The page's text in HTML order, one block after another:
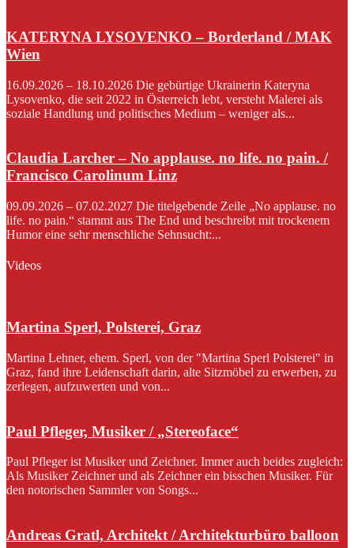
KATERYNA LYSOVENKO – Borderland / MAK
Wien
16.09.2026 – 18.10.2026 Die gebürtige Ukrainerin Kateryna
Lysovenko, die seit 2022 in Österreich lebt, versteht Malerei als
soziale Handlung und politisches Medium – weniger als...
Claudia Larcher – No applause. no life. no pain. /
Francisco Carolinum Linz
09.09.2026 – 07.02.2027 Die titelgebende Zeile „No applause. no
life. no pain.“ stammt aus The End und beschreibt mit trockenem
Humor eine sehr menschliche Sehnsucht:...
Videos
Martina Sperl, Polsterei, Graz
Martina Lehner, ehem. Sperl, von der "Martina Sperl Polsterei" in
Graz, fand ihre Leidenschaft darin, alte Sitzmöbel zu erwerben, zu
zerlegen, aufzuwerten und von...
Paul Pfleger, Musiker / „Stereoface“
Paul Pfleger ist Musiker und Zeichner. Immer auch beides zugleich:
Als Musiker Zeichner und als Zeichner ein bisschen Musiker. Für
den notorischen Sammler von Songs...
Andreas Gratl, Architekt / Architekturbüro balloon